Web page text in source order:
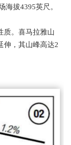
海拔4395英尺。
质。喜马拉雅山
伸，其山峰高达2